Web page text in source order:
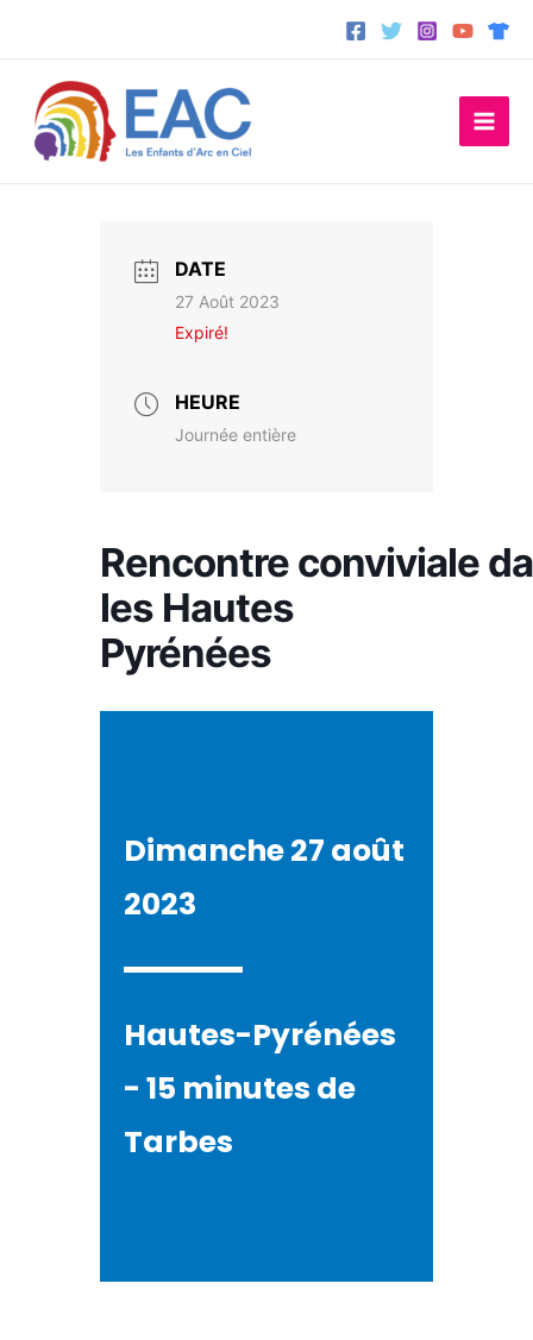
contenu
DATE
27 Août 2023
Expiré!
HEURE
Journée entière
Rencontre conviviale
les Hautes
Pyrénées
Dimanche 27 août
2023
Hautes-Pyrénées
- 15 minutes de
Tarbes